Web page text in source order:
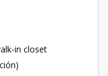
in closet